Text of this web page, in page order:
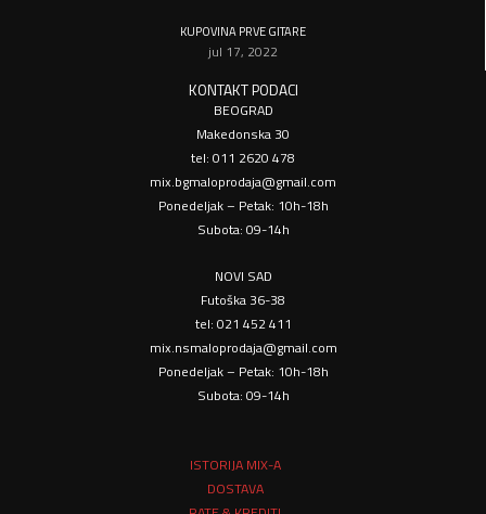
KUPOVINA PRVE GITARE
jul 17, 2022
KONTAKT PODACI
BEOGRAD
Makedonska 30
tel: 011 2620 478
mix.bgmaloprodaja@gmail.com
Ponedeljak – Petak: 10h-18h
Subota: 09-14h
NOVI SAD
Futoška 36-38
tel: 021 452 411
mix.nsmaloprodaja@gmail.com
Ponedeljak – Petak: 10h-18h
Subota: 09-14h
ISTORIJA MIX-A
DOSTAVA